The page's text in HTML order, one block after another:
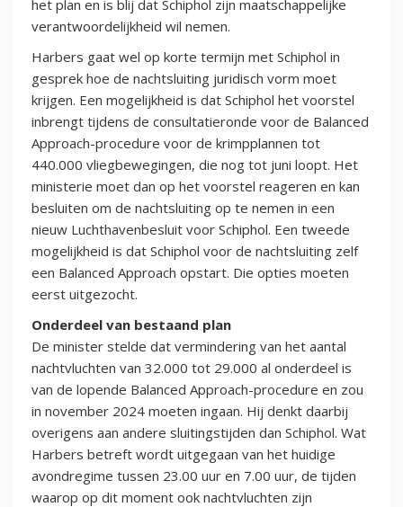
het plan en is blij dat Schiphol zijn maatschappelijke
verantwoordelijkheid wil nemen.
Harbers gaat wel op korte termijn met Schiphol in
gesprek hoe de nachtsluiting juridisch vorm moet
krijgen. Een mogelijkheid is dat Schiphol het voorstel
inbrengt tijdens de consultatieronde voor de Balanced
Approach-procedure voor de krimpplannen tot
440.000 vliegbewegingen, die nog tot juni loopt. Het
ministerie moet dan op het voorstel reageren en kan
besluiten om de nachtsluiting op te nemen in een
nieuw Luchthavenbesluit voor Schiphol. Een tweede
mogelijkheid is dat Schiphol voor de nachtsluiting zelf
een Balanced Approach opstart. Die opties moeten
eerst uitgezocht.
Onderdeel van bestaand plan
De minister stelde dat vermindering van het aantal
nachtvluchten van 32.000 tot 29.000 al onderdeel is
van de lopende Balanced Approach-procedure en zou
in november 2024 moeten ingaan. Hij denkt daarbij
overigens aan andere sluitingstijden dan Schiphol. Wat
Harbers betreft wordt uitgegaan van het huidige
avondregime tussen 23.00 uur en 7.00 uur, de tijden
waarop op dit moment ook nachtvluchten zijn